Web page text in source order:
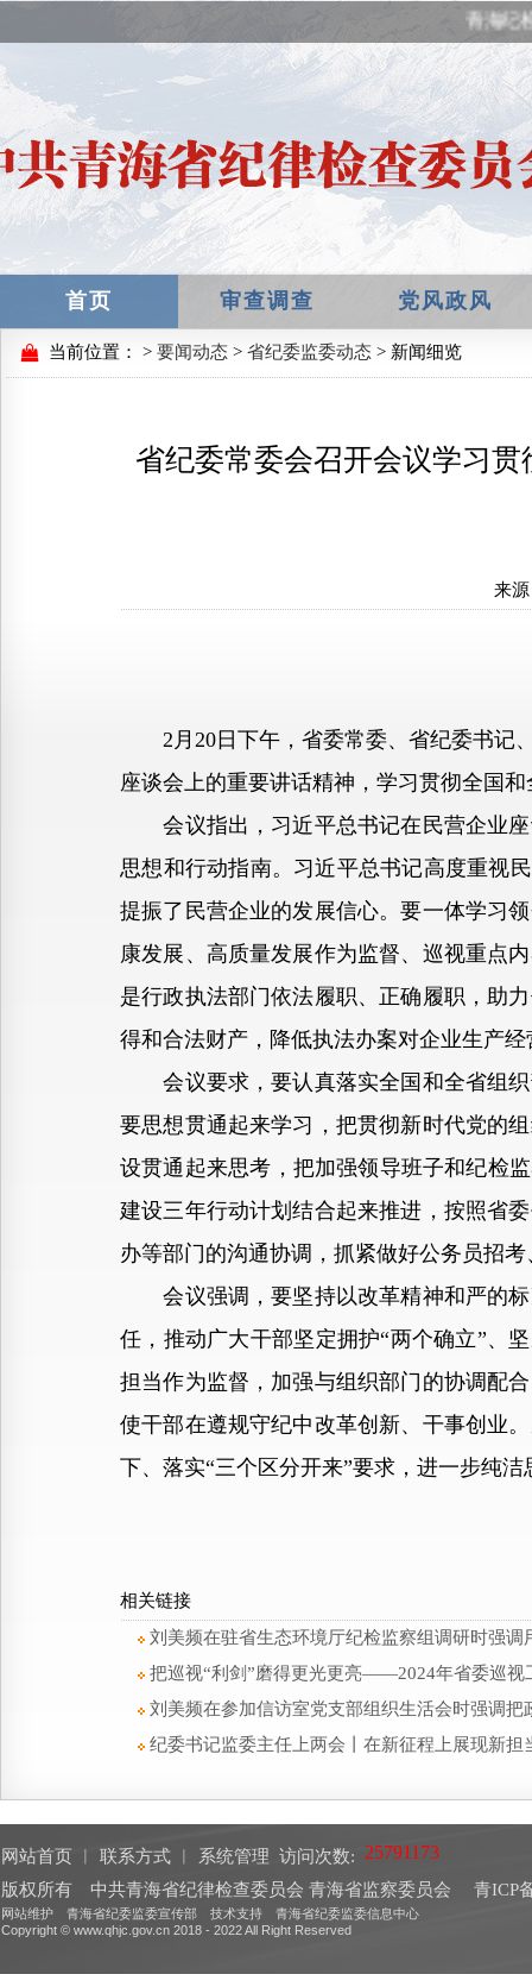
青海纪
首页 审查调查 党风政风
当前位置： > 要闻动态 > 省纪委监委动态 > 新闻细览
省纪委常委会召开会议学习
来
2月20日下午，省委常委、省纪委书记
座谈会上的重要讲话精神，学习贯彻全国
会议指出，习近平总书记在民营企业座
思想和行动指南。习近平总书记高度重视
提振了民营企业的发展信心。要一体学习
康发展、高质量发展作为监督、巡视重点
是行政执法部门依法履职、正确履职，助
得和合法财产，降低执法办案对企业生产
会议要求，要认真落实全国和全省组织
要思想贯通起来学习，把贯彻新时代党的
设贯通起来思考，把加强领导班子和纪检
建设三年行动计划结合起来推进，按照省
办等部门的沟通协调，抓紧做好公务员招
会议强调，要坚持以改革精神和严的标
任，推动广大干部坚定拥护“两个确立”、
担当作为监督，加强与组织部门的协调配
使干部在遵规守纪中改革创新、干事创业
下、落实“三个区分开来”要求，进一步纯
相关链接
刘美频在驻省生态环境厅纪检监察组调研时强
把巡视“利剑”磨得更光更亮——2024年省委巡视
刘美频在参加信访室党支部组织生活会时强调
纪委书记监委主任上两会丨在新征程上展现新担
网站首页 联系方式 系统管理 访问次数:
版权所有 中共青海省纪律检查委员会 青海省监察委员会
青ICP
网站维护 青海省纪委监委宣传部 技术支持 青海省纪委监委信息中心
Copyright © www.qhjc.gov.cn 2018 - 2022 All Right Reserved